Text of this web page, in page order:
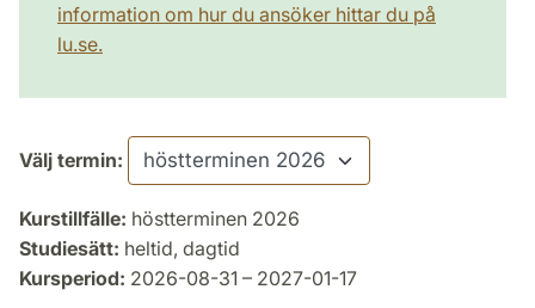
information om hur du ansöker hittar du på
lu.se.
Välj termin:
Kurstillfälle: höstterminen 2026
Studiesätt: heltid, dagtid
Kursperiod: 2026-08-31 – 2027-01-17